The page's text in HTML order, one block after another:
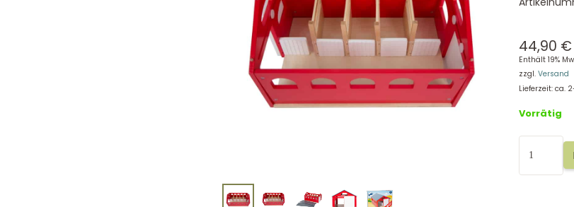
44,90 €
Enthält 19%
zzgl. Versand
Lieferzeit: ca.
Vorrätig
Small
Foot
Pferdestall